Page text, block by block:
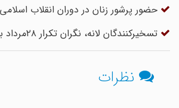
حضور پرشور زنان در دوران انقلاب اسلامی
تسخیرکنندگان لانه، نگران تکرار ۲۸مرداد بودند
نظرات